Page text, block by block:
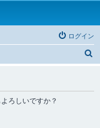
ログイン
ろしいですか？